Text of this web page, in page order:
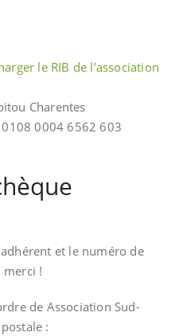
le RIB de l’association
Charentes
0108 0004 6562 603
et le numéro de
!
de Association Sud-
: